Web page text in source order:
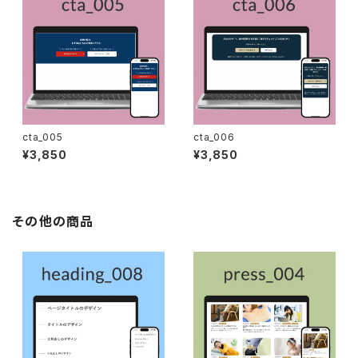
cta_005
¥3,850
cta_006
¥3,850
その他の商品